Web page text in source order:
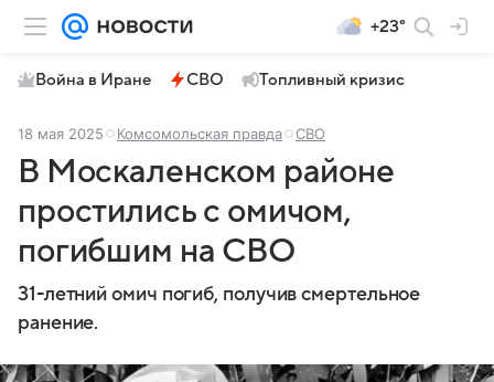
+23°
Война в Иране СВО Топливный кризис
18 мая 2025 Комсомольская правда СВО
В Москаленском районе
простились с омичом,
погибшим на СВО
31-летний омич погиб, получив смертельное
ранение.